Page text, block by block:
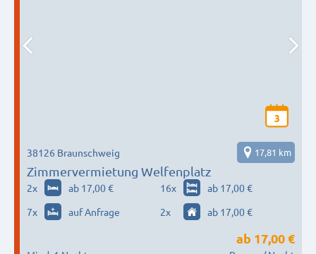
3
Zimmervermietung Welfenplatz
38126 Braunschweig 17,81 km
2x ab 17,00 € 16x
ab 17,00 €
7x auf Anfrage 2x ab 17,00 €
ab 17,00 €